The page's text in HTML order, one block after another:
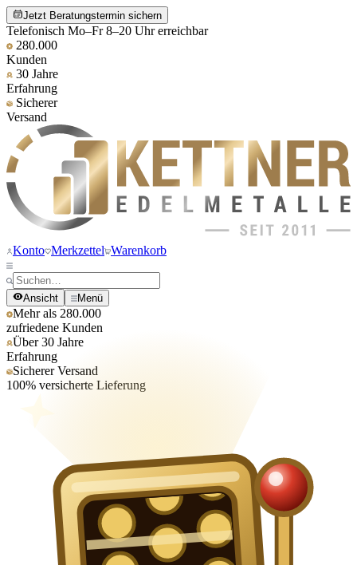
Jetzt Beratungstermin sichern
Telefonisch Mo–Fr 8–20 Uhr erreichbar
280.000
Kunden
30 Jahre
Erfahrung
Sicherer
Versand
Konto Merkzettel Warenkorb
Ansicht Menü
Mehr als 280.000
zufriedene Kunden
Über 30 Jahre
Erfahrung
Sicherer Versand
100% versicherte Lieferung